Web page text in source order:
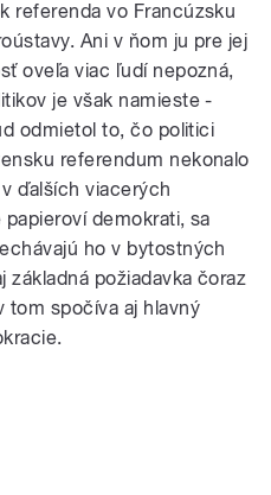
referenda vo Francúzsku
Ani v ňom ju pre jej
oveľa viac ľudí nepozná,
je však namieste -
odmietol to, čo politici
referendum nekonalo
ďalších viacerých
demokrati, sa
ho v bytostných
základná požiadavka čoraz
tom spočíva aj hlavný